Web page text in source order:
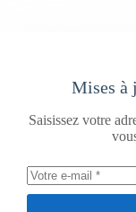
Mises à
Saisissez votre